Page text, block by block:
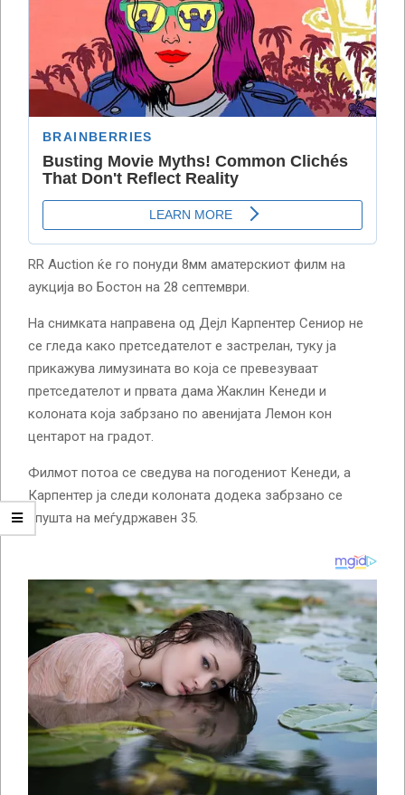
RR Auction ќе го понуди 8мм аматерскиот филм на
аукција во Бостон на 28 септември.
На снимката направена од Дејл Карпентер Сениор не
се гледа како претседателот е застрелан, туку ја
прикажува лимузината во која се превезуваат
претседателот и првата дама Жаклин Кенеди и
колоната која забрзано по авенијата Лемон кон
центарот на градот.
Филмот потоа се сведува на погодениот Кенеди, а
Карпентер ја следи колоната додека забрзано се
спушта на меѓудржавен 35.